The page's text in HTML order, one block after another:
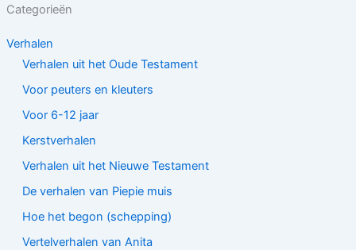
Categorieën
Verhalen
Verhalen uit het Oude Testament
Voor peuters en kleuters
Voor 6-12 jaar
Kerstverhalen
Verhalen uit het Nieuwe Testament
De verhalen van Piepie muis
Hoe het begon (schepping)
Vertelverhalen van Anita